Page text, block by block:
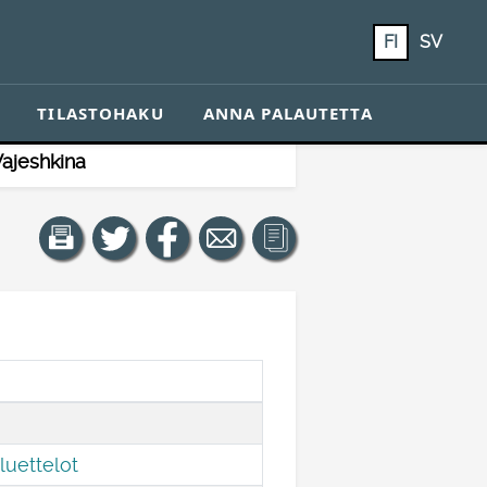
FI SV
TILASTOHAKU ANNA PALAUTETTA